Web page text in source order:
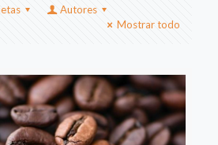
Autores
Mostrar todo